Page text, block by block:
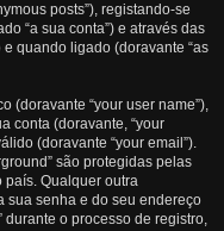
posts”), registando-se
“a sua conta”) e através das
quando ligado (doravante “as
(doravante “your user name”),
conta (doravante, “your
(doravante “your email”).
são protegidas pelas
país. Qualquer outra
sua senha e do seu endereço
durante o processo de registro,